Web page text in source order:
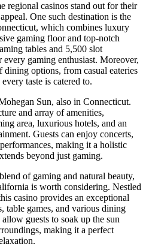
regional casinos stand out for their
One such destination is the
which combines luxury
gaming floor and top-notch
tables and 5,500 slot
every gaming enthusiast. Moreover,
options, from casual eateries
taste is catered to.
Sun, also in Connecticut.
and array of amenities,
area, luxurious hotels, and an
Guests can enjoy concerts,
making it a holistic
beyond just gaming.
of gaming and natural beauty,
is worth considering. Nestled
casino provides an exceptional
table games, and various dining
guests to soak up the sun
making it a perfect